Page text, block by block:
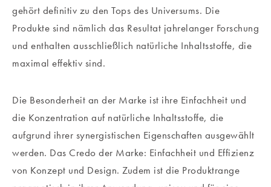
gehört definitiv zu den Tops des Universums. Die
Produkte sind nämlich das Resultat jahrelanger Forschung
und enthalten ausschließlich natürliche Inhaltsstoffe, die
maximal effektiv sind.
Die Besonderheit an der Marke ist ihre Einfachheit und
die Konzentration auf natürliche Inhaltsstoffe, die
aufgrund ihrer synergistischen Eigenschaften ausgewählt
werden. Das Credo der Marke: Einfachheit und Effizienz
von Konzept und Design. Zudem ist die Produktrange